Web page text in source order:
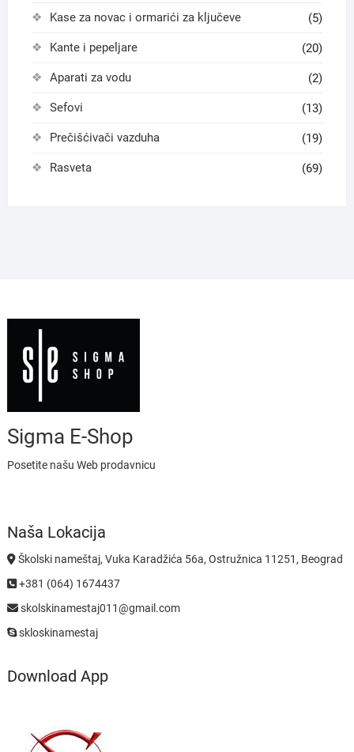
Kase za novac i ormarići za ključeve (5)
Kante i pepeljare (20)
Aparati za vodu (2)
Sefovi (13)
Prečišćivači vazduha (19)
Rasveta (69)
Sigma E-Shop
Posetite našu Web prodavnicu
Naša Lokacija
Školski nameštaj, Vuka Karadžića 56a, Ostružnica 11251, Beograd
+381 (064) 1674437
skolskinamestaj011@gmail.com
skloskinamestaj
Download App